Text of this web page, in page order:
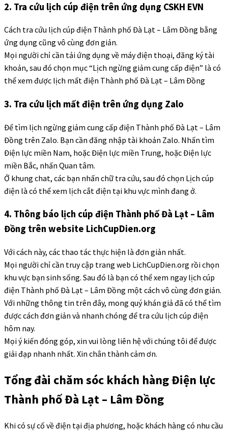
2. Tra cứu lịch cúp điện trên ứng dụng CSKH EVN
Cách tra cứu lịch cúp điện Thành phố Đà Lạt – Lâm Đồng bằng
ứng dụng cũng vô cùng đơn giản.
Mọi người chỉ cần tải ứng dụng về máy điện thoại, đăng ký tài
khoản, sau đó chọn mục “Lịch ngừng giảm cung cấp điện” là có
thể xem được lịch mất điện Thành phố Đà Lạt – Lâm Đồng
3. Tra cứu lịch mất điện trên ứng dụng Zalo
Để tìm lịch ngừng giảm cung cấp điện Thành phố Đà Lạt – Lâm
Đồng trên Zalo. Bạn cần đăng nhập tài khoản Zalo. Nhấn tìm
Điện lực miền Nam, hoặc Điện lực miền Trung, hoặc Điện lực
miền Bắc, nhấn Quan tâm.
Ở khung chat, các bạn nhấn chữ tra cứu, sau đó chọn Lịch cúp
điện là có thể xem lịch cắt điện tại khu vực mình đang ở.
4. Thông báo lịch cúp điện Thành phố Đà Lạt – Lâm
Đồng trên website LichCupDien.org
Với cách này, các thao tác thực hiện là đơn giản nhất.
Mọi người chỉ cần truy cập trang web LichCupDien.org rồi chọn
khu vực bạn sinh sống. Sau đó là bạn có thể xem ngay lịch cúp
điện Thành phố Đà Lạt – Lâm Đồng một cách vô cùng đơn giản.
Với những thông tin trên đây, mong quý khán giả đã có thể tìm
được cách đơn giản và nhanh chóng để tra cứu lịch cúp điện
hôm nay.
Mọi ý kiến đóng góp, xin vui lòng liên hệ với chúng tôi để được
giải đạp nhanh nhất. Xin chân thành cảm ơn.
Tổng đài chăm sóc khách hàng Điện lực
Thành phố Đà Lạt – Lâm Đồng
Khi có sự cố về điện tại địa phương, hoặc khách hàng có nhu cầu